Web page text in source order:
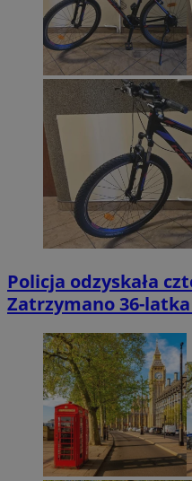
Policja odzyskała
Zatrzymano 36-